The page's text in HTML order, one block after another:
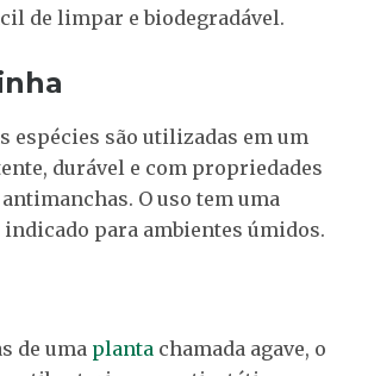
de limpar e biodegradável.
espécies são utilizadas em um
durável e com propriedades
O uso tem uma
indicado para ambientes úmidos.
de uma planta chamada agave, o